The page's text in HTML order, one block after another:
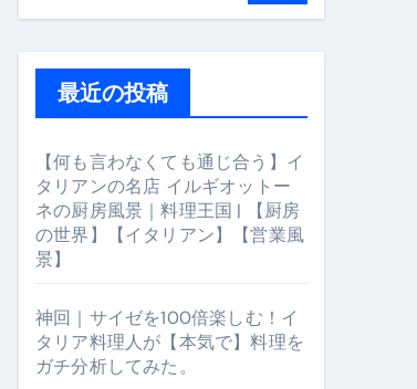
最近の投稿
【何も言わなくても通じ合う】イ
タリアンの名店 イルギオットー
ネの厨房風景｜料理王国 | 【厨房
の世界】【イタリアン】【営業風
景】
神回｜サイゼを100倍楽しむ！イ
タリア料理人が【本気で】料理を
ガチ分析してみた。